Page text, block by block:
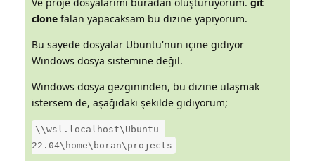
Ve proje dosyalarımı buradan oluşturuyorum. git
clone falan yapacaksam bu dizine yapıyorum.
Bu sayede dosyalar Ubuntu'nun içine gidiyor
Windows dosya sistemine değil.
Windows dosya gezgininden, bu dizine ulaşmak
istersem de, aşağıdaki şekilde gidiyorum;
\\wsl.localhost\Ubuntu-
22.04\home\boran\projects